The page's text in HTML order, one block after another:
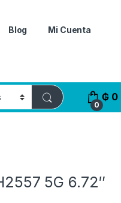
Blog Mi Cuenta
0
₲ 0
5G 6.72″